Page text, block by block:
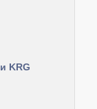
KRG